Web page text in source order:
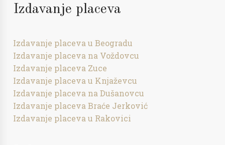
Izdavanje placeva
Izdavanje placeva u Beogradu
Izdavanje placeva na Voždovcu
Izdavanje placeva Zuce
Izdavanje placeva u Knjaževcu
Izdavanje placeva na Dušanovcu
Izdavanje placeva Braće Jerković
Izdavanje placeva u Rakovici